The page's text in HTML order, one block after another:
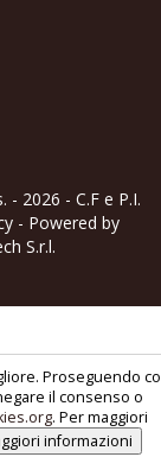
- 2026 - C.F e P.I.
- Powered by
S.r.l.
Proseguendo
il consenso o
. Per maggiori